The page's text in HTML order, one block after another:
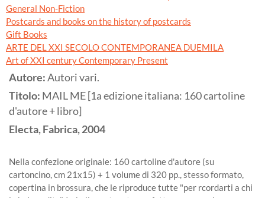
General Non-Fiction
Postcards and books on the history of postcards
Gift Books
ARTE DEL XXI SECOLO CONTEMPORANEA DUEMILA
Art of XXI century Contemporary Present
Autore:Autori vari.
Titolo: MAIL ME [1a edizione italiana: 160 cartoline
d'autore + libro]
Electa, Fabrica,2004
Nella confezione originale: 160 cartoline d'autore (su
cartoncino, cm 21x15) + 1 volume di 320 pp., stesso formato,
copertina in brossura, che le riproduce tutte "per rcordarti a chi